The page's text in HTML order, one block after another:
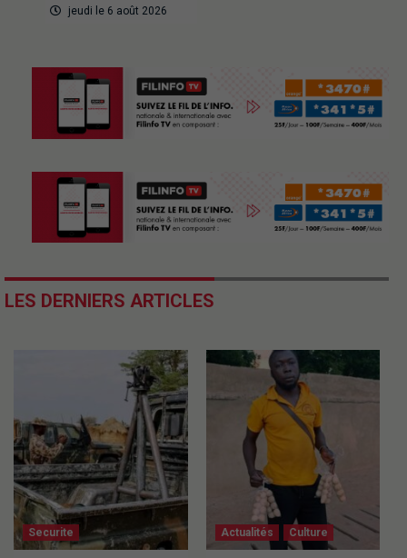
jeudi le 6 août 2026
LES DERNIERS ARTICLES
Securite Actualités Culture